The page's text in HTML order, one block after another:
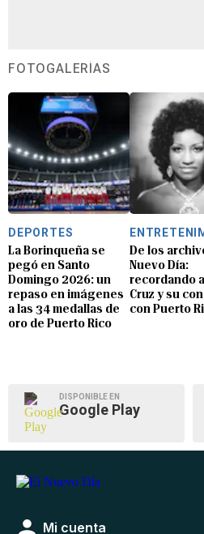
FOTOGALERÍAS
DEPORTES
La Borinqueña se
pegó en Santo
Domingo 2026: un
repaso en imágenes
a las 34 medallas de
oro de Puerto Rico
De los
Nuevo Día:
recordando
Cruz y su
con Puerto
DISPONIBLE EN
Google Play
Mi cuenta